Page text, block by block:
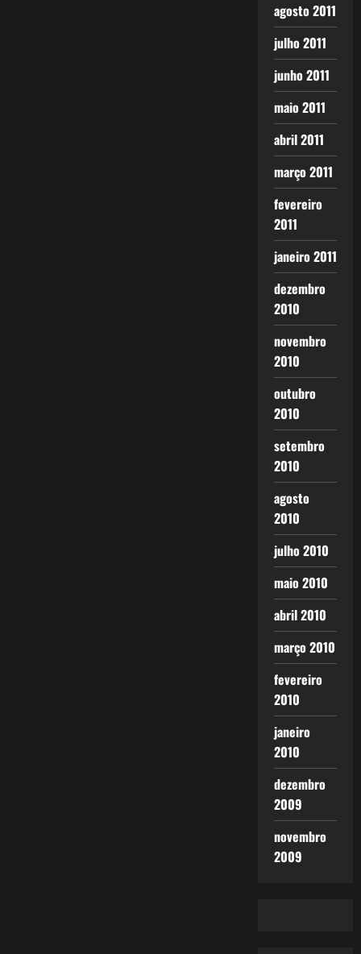
agosto 2011
julho 2011
junho 2011
maio 2011
abril 2011
março 2011
fevereiro
2011
janeiro 2011
dezembro
2010
novembro
2010
outubro
2010
setembro
2010
agosto
2010
julho 2010
maio 2010
abril 2010
março 2010
fevereiro
2010
janeiro
2010
dezembro
2009
novembro
2009